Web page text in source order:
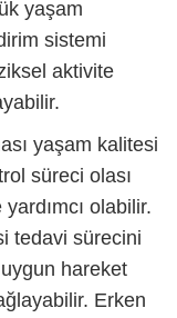
yaşam
sistemi
aktivite
yaşam kalitesi
süreci olası
olabilir.
tedavi sürecini
hareket
Erken